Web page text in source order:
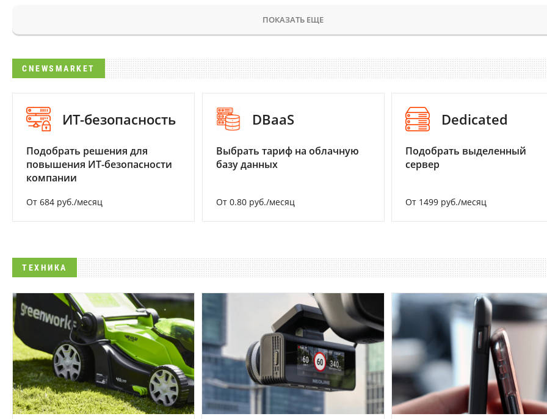
ПОКАЗАТЬ ЕЩЕ
CNEWSMARKET
ИТ-безопасность
Подобрать решения для
повышения ИТ-безопасности
компании
От 684 руб./месяц
DBaaS
Выбрать тариф на облачную
базу данных
От 0.80 руб./месяц
Dedicated
Подобрать выделенный
сервер
От 1499 руб./месяц
ТЕХНИКА